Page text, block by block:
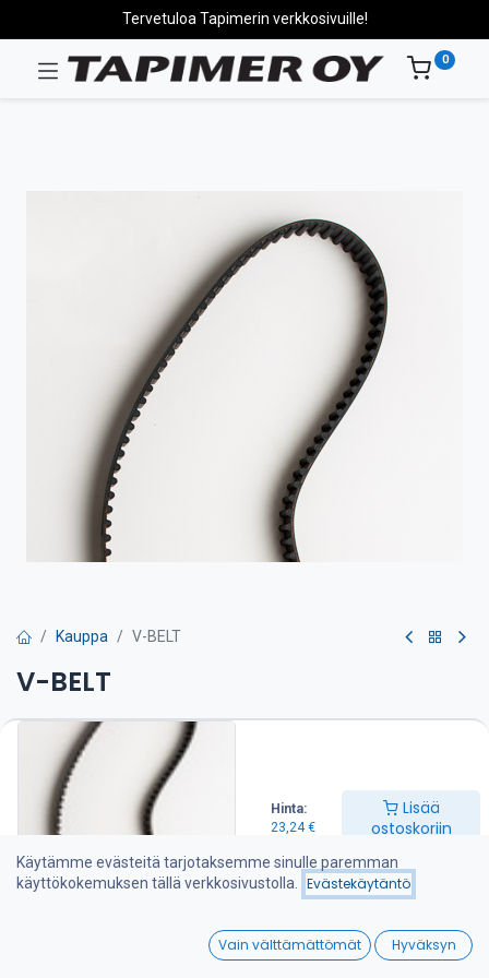
Hinta:
23,24€
Lisää
ostoskoriin
Wishlist
Tervetuloa Tapimerin verkkosivuille!
0
Kauppa V-BELT
V-BELT
Hihna on suositeltava pitää varalla veneessä
23,24€
Lisää ostoskoriin
Lisää toivelistalle
Käytämme evästeitä tarjotaksemme sinulle paremman
käyttökokemuksen tällä verkkosivustolla.
Evästekäytäntö
Vain välttämättömät Hyväksyn